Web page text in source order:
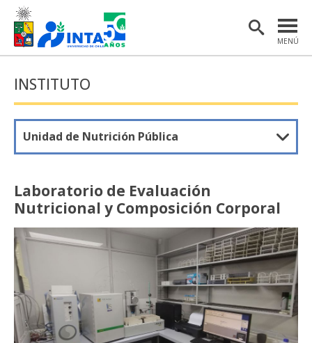
MENÚ
INSTITUTO
INVESTIGACIÓN
EXTENSIÓN Y COMUNICACIONES
MATERIAL DE INTERÉS
ENGLISH
Estudiantes
Académicas/os
Funcionarias/os
INSTITUTO
Unidad de Nutrición Pública
Laboratorio de Evaluación
Nutricional y Composición Corporal